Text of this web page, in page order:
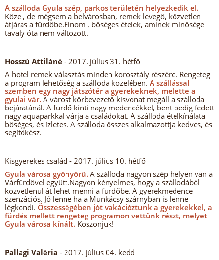
A szálloda Gyula szép, parkos területén helyezkedik el.
Közel, de mégsem a belvárosban, remek levegö, közvetlen
átjárás a fürdöbe.Finom , böséges ételek, aminek minösége
tavaly óta nem változott.
Hosszú Attiláné - 2017. július 31. hétfő
A hotel remek választás minden korosztály részére. Rengeteg
a program lehetőség a szálloda közelében. A szállással
szemben egy nagy játszótér a gyerekeknek, melette a
gyulai vár. A várost körbevezető kisvonat megáll a szálloda
bejáratánál. A fürdő kinti nagy medencékkel, bent pedig fedett
nagy aquaparkkal várja a családokat. A szálloda ételkínálata
bőséges, és ízletes. A szálloda összes alkalmazottja kedves, és
segítőkész.
Kisgyerekes család - 2017. július 10. hétfő
Gyula városa gyönyörű. A szálloda nagyon szép helyen van a
Várfürdővel együtt.Nagyon kényelmes, hogy a szállodából
közvetlenül át lehet menni a fürdőbe. A gyerekmedence
szenzációs. Jó lenne ha a Munkácsy szárnyban is lenne
légkondi. Összességében jót vakációztunk a gyerekekkel, a
fürdés mellett rengeteg programon vettünk részt, melyet
Gyula városa kínált. Köszönjük!
Pallagi Valéria - 2017. július 04. kedd